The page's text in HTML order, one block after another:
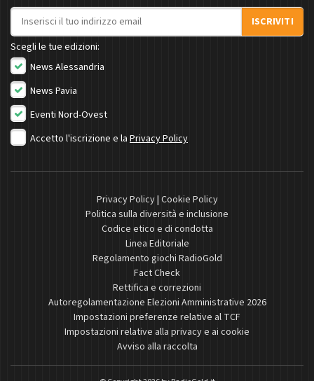
Indirizzo email
ISCRIVITI
Scegli le tue edizioni:
News Alessandria
News Pavia
Eventi Nord-Ovest
Accetto l'iscrizione e la Privacy Policy
Privacy Policy| Cookie Policy
Politica sulla diversità e inclusione
Codice etico e di condotta
Linea Editoriale
Regolamento giochi RadioGold
Fact Check
Rettifica e correzioni
Autoregolamentazione Elezioni Amministrative 2026
Impostazioni preferenze relative al TCF
Impostazioni relative alla privacy e ai cookie
Avviso alla raccolta